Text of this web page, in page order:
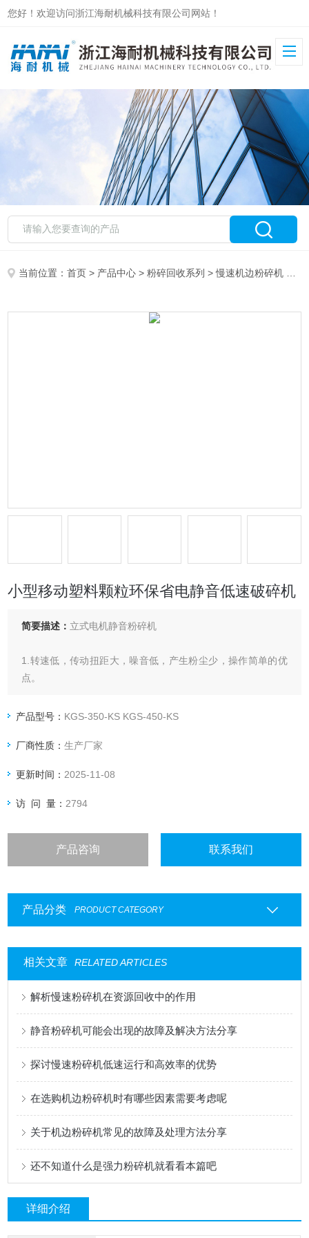
您好！欢迎访问浙江海耐机械科技有限公司网站！
当前位置：首页 > 产品中心 >粉碎回收系列 >慢速机边粉碎机
小型移动塑料颗粒环保省电静音低速破碎机
简要描述： 立式电机静音粉碎机
1.转速低，传动扭距大，噪音低，产生粉尘少，操作简单的优
点。
后坱经过间隙调整，仍然保持固定的切割间隙。
畅
出
5、剪切角度，阻力小，不容易卡死，提高削切效率
产品型号： KGS-350-KS KGS-450-KS
厂商性质：生产厂家
更新时间： 2025-11-08
访 问 量： 2794
产品咨询 联系我们
产品分类 PRODUCT CATEGORY
相关文章 RELATED ARTICLES
解析慢速粉碎机在资源回收中的作用
静音粉碎机可能会出现的故障及解决方法分享
探讨慢速粉碎机低速运行和高效率的优势
在选购机边粉碎机时有哪些因素需要考虑呢
关于机边粉碎机常见的故障及处理方法分享
还不知道什么是强力粉碎机就看看本篇吧
详细介绍